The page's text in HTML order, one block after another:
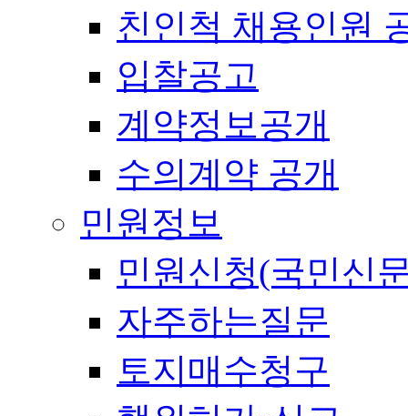
친인척 채용인원
입찰공고
계약정보공개
수의계약 공개
민원정보
민원신청(국민신
자주하는질문
토지매수청구